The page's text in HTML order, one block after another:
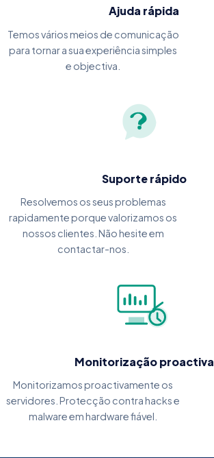
Ajuda rápida
Temos vários meios de comunicação
para tornar a sua experiência simples
e objectiva.
Suporte rápido
Resolvemos os seus problemas
rapidamente porque valorizamos os
nossos clientes. Não hesite em
contactar-nos.
Monitorização proactiva
Monitorizamos proactivamente os
servidores. Protecção contra hacks e
malware em hardware fiável.